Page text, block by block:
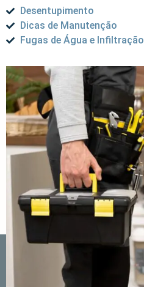
Desentupimento
Dicas de Manutenção
Fugas de Água e Infiltração